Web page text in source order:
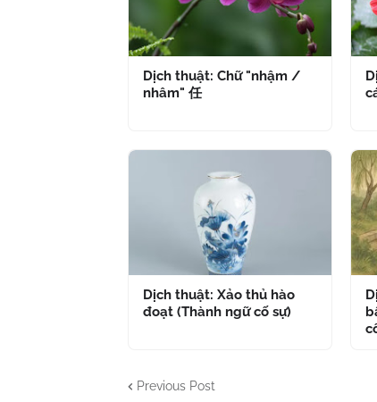
Dịch thuật: Chữ "nhậm /
nhâm" 任
Dịch thuật: Xảo thủ hào
đoạt (Thành ngữ cố sự)
Previous Post